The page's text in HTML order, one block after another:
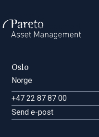
Oslo
Norge
+47 22 87 87 00
Send e-post